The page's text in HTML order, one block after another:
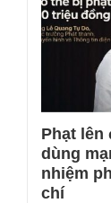
Phạt lên
dùng
nhiệm
chí